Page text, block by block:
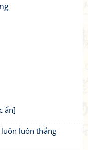
ẩn]
luôn thắng